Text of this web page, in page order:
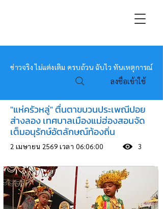
หมอข่าว
ข่าวจริง ไม่แต่งเติม ครบถ้วน ฉับไว ทันเหตุการณ์
ลงชื่อเข้าใช้
"แห่ครัวหลู่" ตื่นตาขบวนประเพณีปอย
ส่างลอง เทศบาลเมืองแม่ฮ่องสอนจัด
เต็มอนุรักษ์อัตลักษณ์ท้องถิ่น
2 เมษายน 2569 เวลา 06:06:00 3